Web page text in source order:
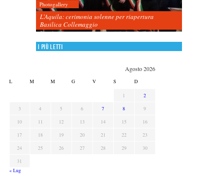
Photogallery
L’Aquila: cerimonia solenne per riapertura
Basilica Collemaggio
I più letti
Agosto 2026
L M M G V S D
1
2
3
4 5 6 7 8
9
10
11 12 13 14 15
16
17
18 19 20 21 22
23
24
25 26 27 28 29
30
31
« Lug